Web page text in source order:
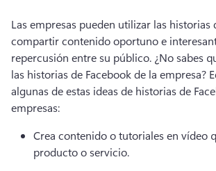
Las empresas pueden utilizar las historias
compartir contenido oportuno e
repercusión entre su público. ¿No sabes
las historias de Facebook de la empresa?
algunas de estas ideas de historias de
empresas:
Crea contenido o tutoriales en vídeo
producto o servicio.